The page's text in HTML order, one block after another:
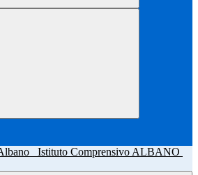
Istituto Comprensivo ALBANO